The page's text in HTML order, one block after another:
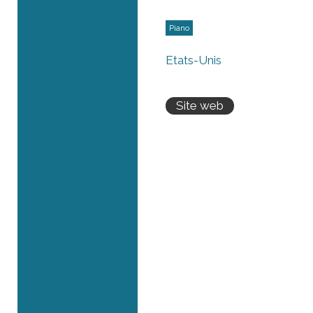
Piano
États-Unis
Site web